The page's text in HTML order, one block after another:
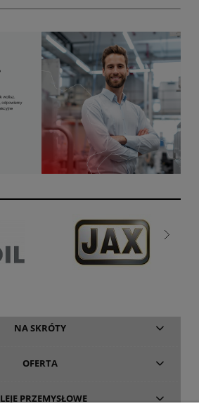
NA SKRÓTY
OFERTA
PRZEMYSŁOWE